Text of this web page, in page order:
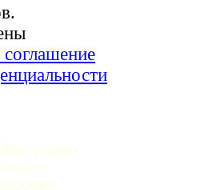
соглашение
углов».
—